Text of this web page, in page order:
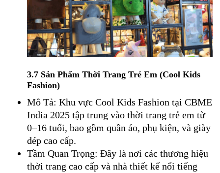
3.7 Sản Phẩm Thời Trang Trẻ Em (Cool Kids
Fashion)
Mô Tả: Khu vực Cool Kids Fashion tại CBME
India 2025 tập trung vào thời trang trẻ em từ
0–16 tuổi, bao gồm quần áo, phụ kiện, và giày
dép cao cấp.
Tầm Quan Trọng: Đây là nơi các thương hiệu
thời trang cao cấp và nhà thiết kế nổi tiếng